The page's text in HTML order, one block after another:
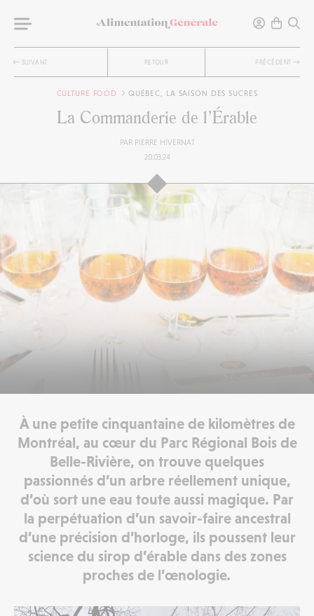
SUIVANT RETOUR PRÉCÉDENT
CULTURE FOOD QUÉBEC, LA SAISON DES SUCRES
La Commanderie de l’Érable
PAR PIERRE HIVERNAT
20.03.24
À une petite cinquantaine de kilomètres de
Montréal, au cœur du Parc Régional Bois de
Belle-Rivière, on trouve quelques
passionnés d’un arbre réellement unique,
d’où sort une eau toute aussi magique. Par
la perpétuation d’un savoir-faire ancestral
d’une précision d’horloge, ils poussent leur
science du sirop d’érable dans des zones
proches de l’œnologie.